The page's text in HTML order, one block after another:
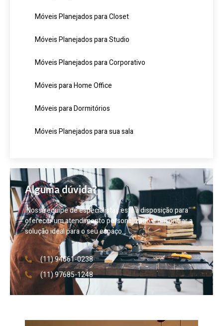
Móveis Planejados para Closet
Móveis Planejados para Studio
Móveis Planejados para Corporativo
Móveis para Home Office
Móveis para Dormitórios
Móveis Planejados para sua sala
Alguma dúvida?
Nossa equipe de especialistas está à disposição para
oferecer um atendimento personalizado e encontrar a
solução ideal para o seu espaço.
(11) 94661-0238
(11) 97685-1248